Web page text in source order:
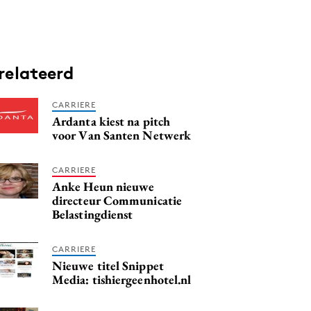
CARRIERE
Ardanta kiest na pitch
voor Van Santen Netwerk
CARRIERE
Anke Heun nieuwe
directeur Communicatie
Belastingdienst
CARRIERE
Nieuwe titel Snippet
Media: tishiergeenhotel.nl